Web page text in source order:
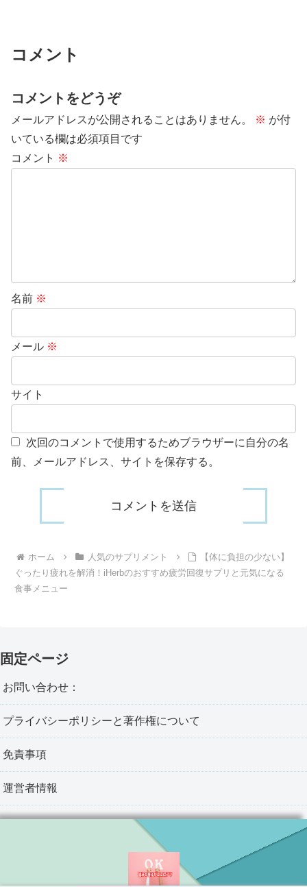
コメント
コメントをどうぞ
メールアドレスが公開されることはありません。 ※ が付
いている欄は必須項目です
コメント ※
名前 ※
メール ※
サイト
次回のコメントで使用するためブラウザーに自分の名
前、メールアドレス、サイトを保存する。
ホーム 人気のサプリメント
【体に負担の少ない】
ぐったり疲れを解消！iHerbのおすすめ疲労回復サプリと元気になる
食事メニュー
固定ページ
お問い合わせ：
プライバシーポリシーと著作権について
免責事項
運営者情報